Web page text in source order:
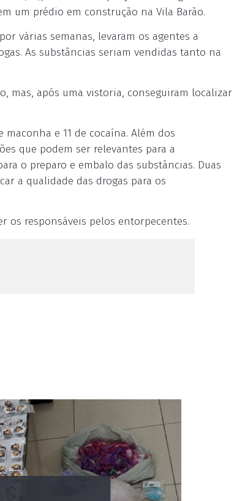
um prédio em construção na Vila Barão.
várias semanas, levaram os agentes a
As substâncias seriam vendidas tanto na
mas, após uma vistoria, conseguiram localizar
e 11 de cocaína. Além dos
que podem ser relevantes para a
o preparo e embalo das substâncias. Duas
a qualidade das drogas para os
os responsáveis pelos entorpecentes.